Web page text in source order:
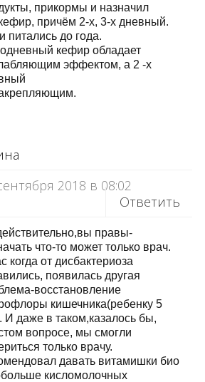
прикормы и назначил
причём 2-х, 3-х дневный.
питались до года.
кефир обладает
эффектом, а 2 -х
2018 в 08:02
Ответить
правы-
что-то может только врач.
когда от дисбактериоза
появилась другая
восстановление
кишечника(ребенку 5
И даже в таком,казалось бы,
вопросе, мы смогли
только врачу.
давать витамишки био
кисломолочных